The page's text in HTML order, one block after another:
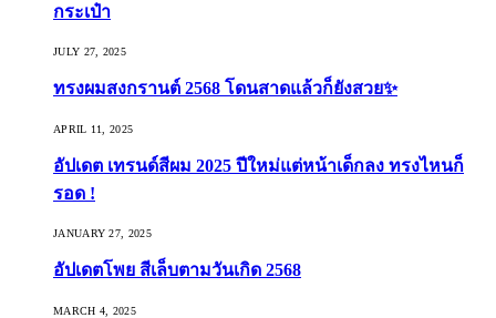
กระเป๋า
JULY 27, 2025
ทรงผมสงกรานต์ 2568 โดนสาดแล้วก็ยังสวย✨
APRIL 11, 2025
อัปเดต เทรนด์สีผม 2025 ปีใหม่แต่หน้าเด็กลง ทรงไหนก็
รอด !
JANUARY 27, 2025
อัปเดตโพย สีเล็บตามวันเกิด 2568
MARCH 4, 2025